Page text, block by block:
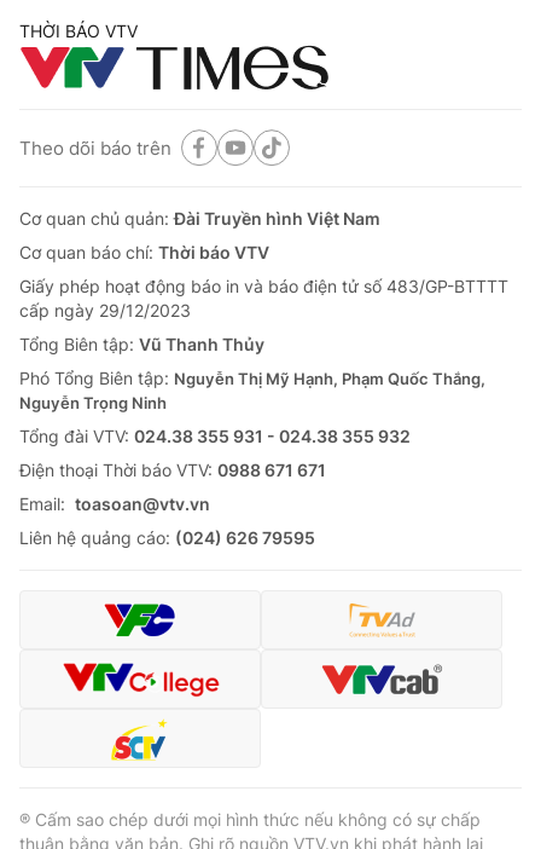
THỜI BÁO VTV
Theo dõi báo trên
Cơ quan chủ quản:Đài Truyền hình Việt Nam
Cơ quan báo chí: Thời báo VTV
Giấy phép hoạt động báo in và báo điện tử số 483/GP-BTTTT
cấp ngày 29/12/2023
Tổng Biên tập: Vũ Thanh Thủy
Phó Tổng Biên tập: Nguyễn Thị Mỹ Hạnh, Phạm Quốc Thắng,
Nguyễn Trọng Ninh
Tổng đài VTV: 024.38 355 931 - 024.38 355 932
Ðiện thoại Thời báo VTV: 0988 671 671
Email: toasoan@vtv.vn
Liên hệ quảng cáo: (024) 626 79595
® Cấm sao chép dưới mọi hình thức nếu không có sự chấp
thuận bằng văn bản. Ghi rõ nguồn VTV.vn khi phát hành lại